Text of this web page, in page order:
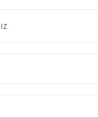
250gr